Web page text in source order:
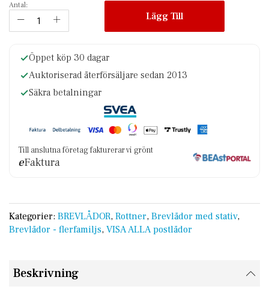
Antal:
Lägg Till
Öppet köp 30 dagar
Auktoriserad återförsäljare sedan 2013
Säkra betalningar
Till anslutna företag fakturerar vi grönt
eFaktura
Kategorier: BREVLÅDOR, Rottner, Brevlådor med stativ,
Brevlådor - flerfamiljs, VISA ALLA postlådor
Beskrivning